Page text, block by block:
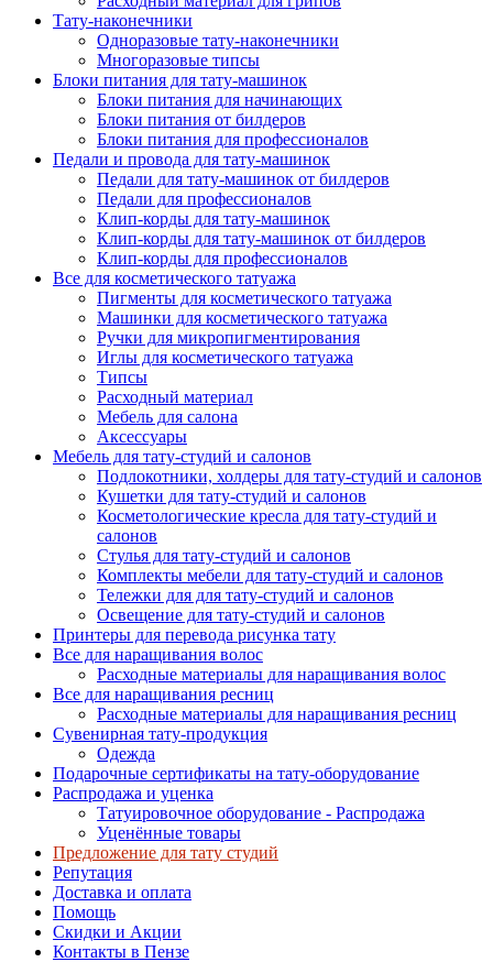
Тату-наконечники
Одноразовые тату-наконечники
Многоразовые типсы
Блоки питания для тату-машинок
Блоки питания для начинающих
Блоки питания от билдеров
Блоки питания для профессионалов
Педали и провода для тату-машинок
Педали для тату-машинок от билдеров
Педали для профессионалов
Клип-корды для тату-машинок
Клип-корды для тату-машинок от билдеров
Клип-корды для профессионалов
Все для косметического татуажа
Пигменты для косметического татуажа
Машинки для косметического татуажа
Ручки для микропигментирования
Иглы для косметического татуажа
Типсы
Расходный материал
Мебель для салона
Аксессуары
Мебель для тату-студий и салонов
Подлокотники, холдеры для тату-студий и салонов
Кушетки для тату-студий и салонов
Косметологические кресла для тату-студий и
салонов
Стулья для тату-студий и салонов
Комплекты мебели для тату-студий и салонов
Тележки для для тату-студий и салонов
Освещение для тату-студий и салонов
Принтеры для перевода рисунка тату
Все для наращивания волос
Расходные материалы для наращивания волос
Все для наращивания ресниц
Расходные материалы для наращивания ресниц
Сувенирная тату-продукция
Одежда
Подарочные сертификаты на тату-оборудование
Распродажа и уценка
Татуировочное оборудование - Распродажа
Уценённые товары
Предложение для тату студий
Репутация
Доставка и оплата
Помощь
Скидки и Акции
Контакты в Пензе